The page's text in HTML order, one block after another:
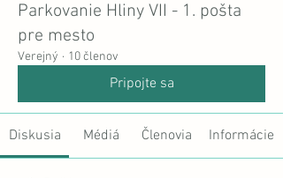
Parkovanie Hliny VII - 1. pošta
pre mesto
Verejný · 10 členov
Pripojte sa
Diskusia Médiá Členovia Informácie